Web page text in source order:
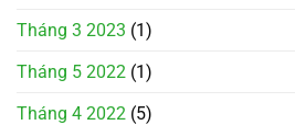
Tháng 3 2023 (1)
Tháng 5 2022 (1)
Tháng 4 2022 (5)